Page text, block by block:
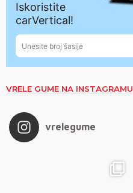
VRELE GUME NA INSTAGRAMU
vrelegume